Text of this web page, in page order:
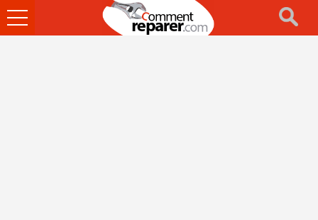
Ouvrir
le